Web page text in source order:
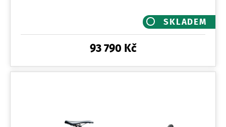
SKLADEM
93 790 Kč